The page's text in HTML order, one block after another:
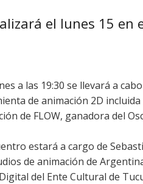
el lunes 15
a las 19:30 se llevará a
de animación 2D
de FLOW, ganadora del
estará a cargo de
de animación de
del Ente Cultural de